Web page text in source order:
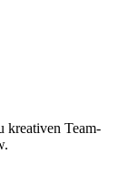
kreativen Team-